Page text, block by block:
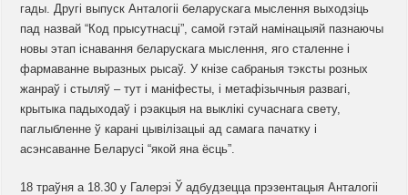
гады. Другі выпуск Анталогіі беларускага мыслення выходзіць
пад назвай “Код прысутнасці”, самой гэтай намінацыяй пазнаючы
новы этап існавання беларускага мыслення, яго сталенне і
фармаванне выразных рысаў. У кнізе сабраныя тэксты розных
жанраў і стыляў – тут і маніфесты, і метафізычныя развагі,
крытыка падыходаў і рэакцыя на выклікі сучаснага свету,
паглыбленне ў карані цывілізацыі ад самага пачатку і
асэнсаванне Беларусі “якой яна ёсць”.
18 траўня а 18.30 у Галерэі Ў адбудзецца прэзентацыя Анталогіі